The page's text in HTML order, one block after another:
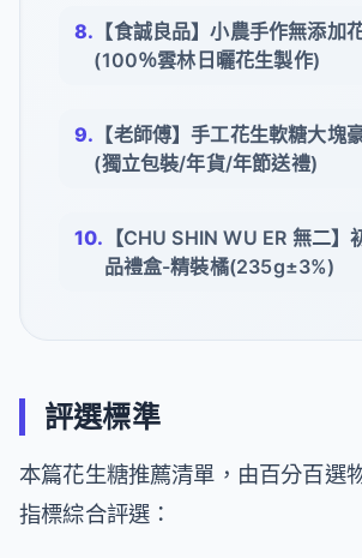
【食誠良品】小農手作無添加
(100％雲林日曬花生製作)
【老師傅】手工花生軟糖大塊
(獨立包裝/年貨/年節送禮)
【CHU SHIN WU ER 無二】
品禮盒-精裝橘(235g±3%)
評選標準
本篇花生糖推薦清單，由百分百選
指標綜合評選：